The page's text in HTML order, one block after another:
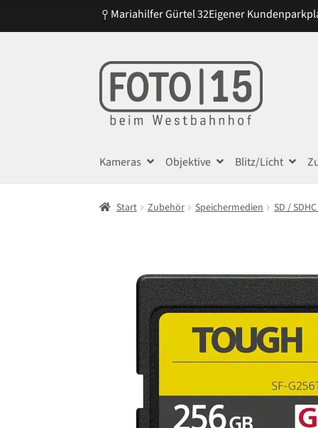
Mariahilfer Gürtel 32Eigener
Zur
Navigation
springen
Zum
Inhalt
springen
Kameras Objektive Blitz/Licht
Start Zubehör Speichermedien SD /